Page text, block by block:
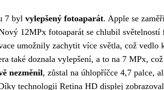
7 byl vylepšený fotoaparát. Apple se
12MPx fotoaparát se chlubil
umožnily zachytit více světla, což vedlo
také doznala vylepšení, a to na 7 MPx,
nezměnil, zůstal na úhlopříčce 4,7 palce,
technologii Retina HD displej